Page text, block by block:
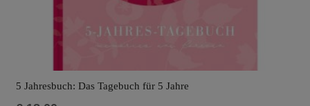
5 Jahresbuch: Das Tagebuch für 5 Jahre